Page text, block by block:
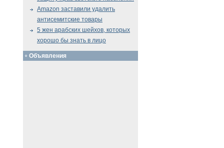
Amazon заставили удалить
антисемитские товары
5 жен арабских шейхов, которых
хорошо бы знать в лицо
Объявления